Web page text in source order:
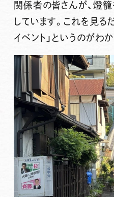
関係者の皆さんが、燈
しています。これを見る
イベント」というのがわか